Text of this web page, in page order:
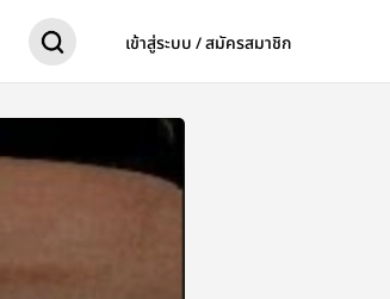
เข้าสู่ระบบ / สมัครสมาชิก